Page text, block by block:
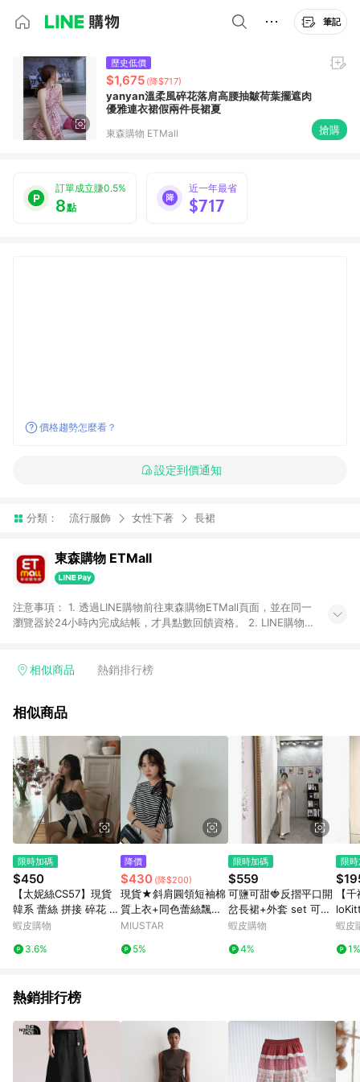
筆記
歷史低價
$1,675 (降$717)
yanyan溫柔風碎花落肩高腰抽皺荷葉擺遮肉
優雅連衣裙假兩件長裙夏
東森購物 ETMall 搶購
訂單成立賺0.5%
8點
近一年最省
$717
價格趨勢怎麼看？
設定到價通知
分類： 流行服飾 女性下著 長裙
東森購物 ETMall
注意事項： 1. 透過LINE購物前往東森購物ETMall頁面，並在同一
瀏覽器於24小時內完成結帳，才具點數回饋資格。 2. LINE購物
單，皆不在點數回饋範圍內。 3. 如購買以下類別商品，將無法獲
球嚴選、商城、專案商品、「草莓網」全館商品。 4. 如取消訂
回饋。 5. 點數回饋會扣除所有折扣優惠後之最終發票金額計算，
實際回饋請依LINE購物通知為主。 6. 訂單如有使用東森購物
ETMall站內之折扣優惠(包含但不限於東森幣、樂透金、東森現金
券等)，不具點數回饋資格。詳細請依東森購物ETMall之結帳頁面
顯示為準。 7. LINE購物設有「單一商品最高回饋點數」機制(特
殊活動時開放「回饋無上限」)，以同一訂單中同一商品不論件數
計算，並依訂單成立時間當下LINE購物所設定的回饋機制為準。
如顯示之商品規格、顏色、價位、贈品與東森購物ETMall銷售網
頁不符，以銷售網頁標示為準。 9. 若有贈點爭議，請務必於訂單
日期+180天以內至LINE購物客服洽詢；若超過180天(含)以上進
行申訴，恕無法贈點回饋。 10. 部分點數紅包僅限指定商品使
用，或不適用於無回饋商品。各點數紅包之適用商品與使用條件
請依點數紅包頁面規則為準。
相似商品 熱銷排行榜
相似商品
限時加碼
$450
【太妮絲CS57】現貨
韓系 蕾絲 拼接 碎花 連
衣裙 洋裝 短洋裝 深藍
美 日常穿
蝦皮購物
3.6%
降價
$430 (降$200)
現貨★斜肩圓領短袖棉
質上衣+同色蕾絲飄帶
(共3色)0415 【NR056
MIUSTAR
5%
限時加碼
$559
可鹽可甜🍓反摺平口開
岔長裙+外套 set 可拆
式手掌厚杯 彈力棉料
休閒套裝 辣妹穿搭
蝦皮購物
4%
限
【
女夏
短款
蝦皮
1%
熱銷排行榜